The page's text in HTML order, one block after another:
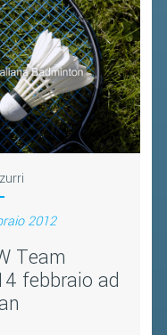
2012
Team
febbraio ad